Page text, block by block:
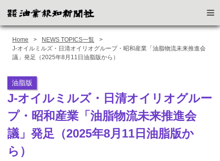
≡
Home
NEWS TOPICS一覧
J-オイルミルズ・日清オイリオグループ・昭和産業「油脂物流未来推進会
議」発足（2025年8月11日油脂版から）
油脂版
J-オイルミルズ・日清オイリオグルー
プ・昭和産業「油脂物流未来推進会
議」発足（2025年8月11日油脂版か
ら）